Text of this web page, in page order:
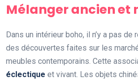
Mélanger ancien et
Dans un intérieur boho, il n’y a pas
des découvertes faites sur les
meubles contemporains. Cette
éclectique et vivant. Les objets